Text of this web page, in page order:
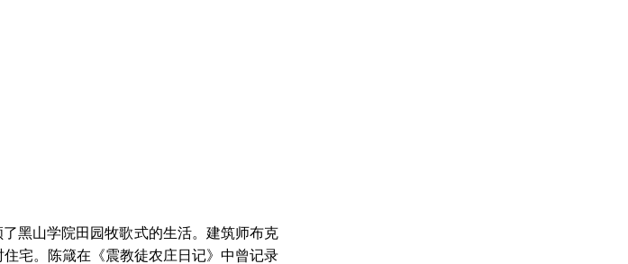
黑山学院田园牧歌式的生活。建筑师布克
宅。陈箴在《震教徒农庄日记》中曾记录